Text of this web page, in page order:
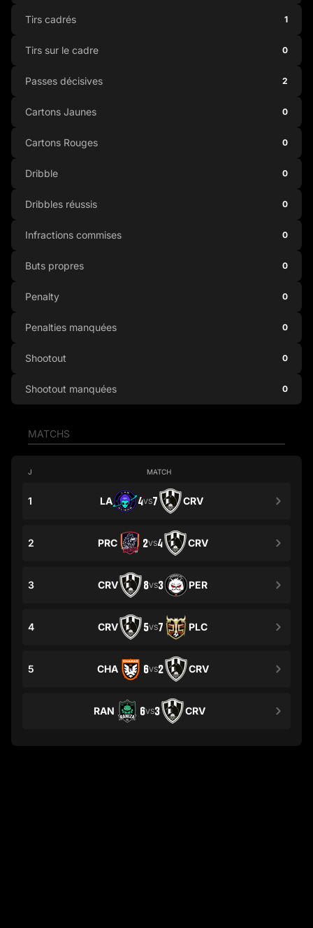
MATCHS
J MATCH
1 LA 4VS7 CRV
2 PRC 2VS4 CRV
3 CRV 8VS3 PER
4 CRV 5VS7 PLC
5 CHA 6VS2 CRV
RAN 6VS3 CRV
Tirs cadrés 1
Tirs sur le cadre 0
Passes décisives 2
Cartons Jaunes 0
Cartons Rouges 0
Dribble 0
Dribbles réussis 0
Infractions commises 0
Buts propres 0
Penalty 0
Penalties manquées 0
Shootout 0
Shootout manquées 0